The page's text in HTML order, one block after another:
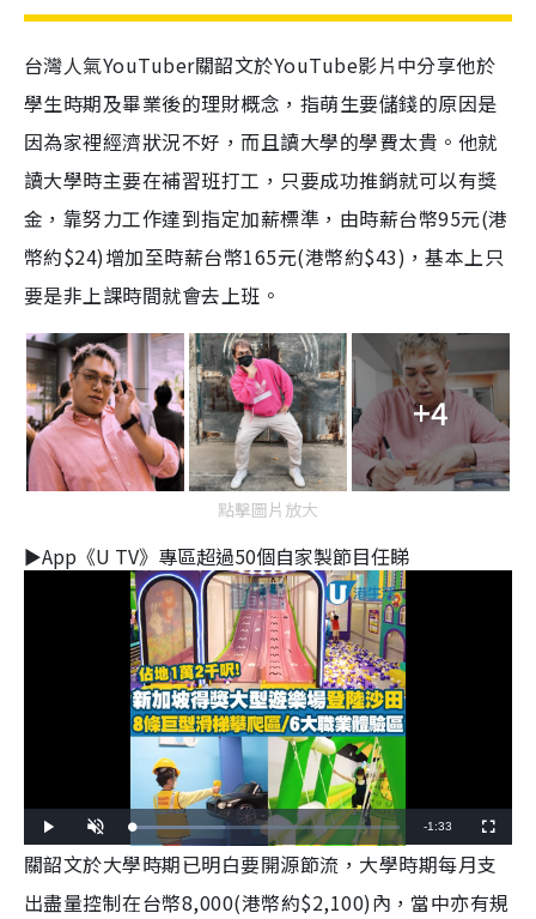
台灣人氣YouTuber關韶文於YouTube影片中分享他於
學生時期及畢業後的理財概念，指萌生要儲錢的原因是
因為家裡經濟狀況不好，而且讀大學的學費太貴。他就
讀大學時主要在補習班打工，只要成功推銷就可以有獎
金，靠努力工作達到指定加薪標準，由時薪台幣95元(港
幣約$24)增加至時薪台幣165元(港幣約$43)，基本上只
要是非上課時間就會去上班。
+4
點擊圖片放大
►App《U TV》專區超過50個自家製節目任睇
Play Unmute Loaded:
34.84%
Remaining
Time
-1:33 Fullscreen
關韶文於大學時期已明白要開源節流，大學時期每月支
出盡量控制在台幣8,000(港幣約$2,100)內，當中亦有規